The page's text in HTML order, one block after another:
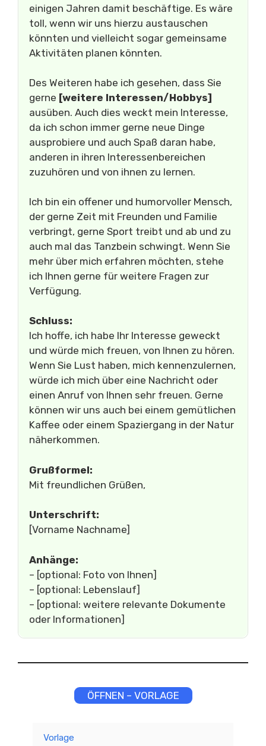
einigen Jahren damit beschäftige. Es wäre
toll, wenn wir uns hierzu austauschen
könnten und vielleicht sogar gemeinsame
Aktivitäten planen könnten.
Des Weiteren habe ich gesehen, dass Sie
gerne [weitere Interessen/Hobbys]
ausüben. Auch dies weckt mein Interesse,
da ich schon immer gerne neue Dinge
ausprobiere und auch Spaß daran habe,
anderen in ihren Interessenbereichen
zuzuhören und von ihnen zu lernen.
Ich bin ein offener und humorvoller Mensch,
der gerne Zeit mit Freunden und Familie
verbringt, gerne Sport treibt und ab und zu
auch mal das Tanzbein schwingt. Wenn Sie
mehr über mich erfahren möchten, stehe
ich Ihnen gerne für weitere Fragen zur
Verfügung.
Schluss:
Ich hoffe, ich habe Ihr Interesse geweckt
und würde mich freuen, von Ihnen zu hören.
Wenn Sie Lust haben, mich kennenzulernen,
würde ich mich über eine Nachricht oder
einen Anruf von Ihnen sehr freuen. Gerne
können wir uns auch bei einem gemütlichen
Kaffee oder einem Spaziergang in der Natur
näherkommen.
Grußformel:
Mit freundlichen Grüßen,
Unterschrift:
[Vorname Nachname]
Anhänge:
– [optional: Foto von Ihnen]
– [optional: Lebenslauf]
– [optional: weitere relevante Dokumente
oder Informationen]
ÖFFNEN – VORLAGE
Vorlage